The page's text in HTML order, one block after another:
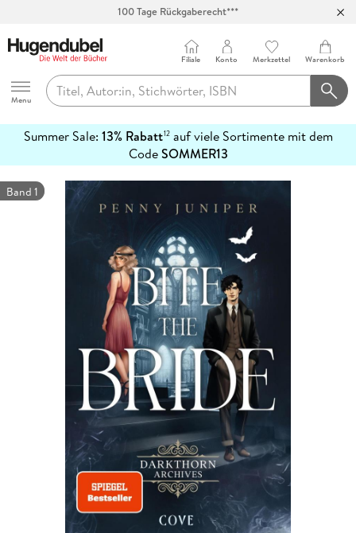
100 Tage Rückgaberecht***
Hugendubel
Menu
Filiale Konto Merkzettel Warenkorb
Summer Sale: 13% Rabatt12auf viele Sortimente mit dem
CodeSOMMER13
erfahren
Band 1